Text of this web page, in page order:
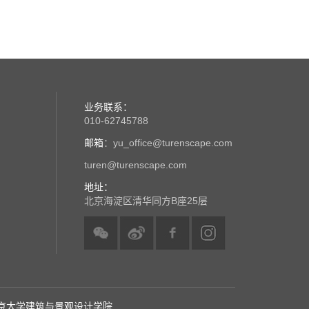
业务联系：
010-62745788
邮箱：yu_office@turenscape.com
turen@turenscape.com
地址：
北京海淀区清华同方B座25层
大学建筑与景观设计学院